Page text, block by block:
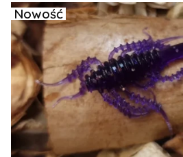
Nowość